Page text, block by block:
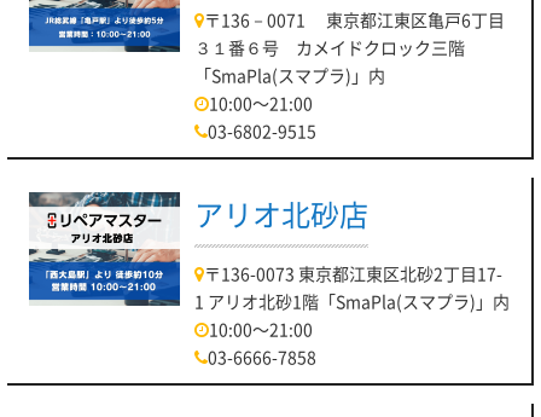
〒136－0071 東京都江東区亀戸6丁目
３１番６号 カメイドクロック三階
「SmaPla(スマプラ)」内
10:00～21:00
03-6802-9515
アリオ北砂店
〒136-0073 東京都江東区北砂2丁目17-
1 アリオ北砂1階「SmaPla(スマプラ)」内
10:00～21:00
03-6666-7858